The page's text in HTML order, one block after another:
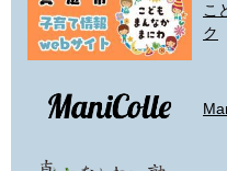
こ
ク